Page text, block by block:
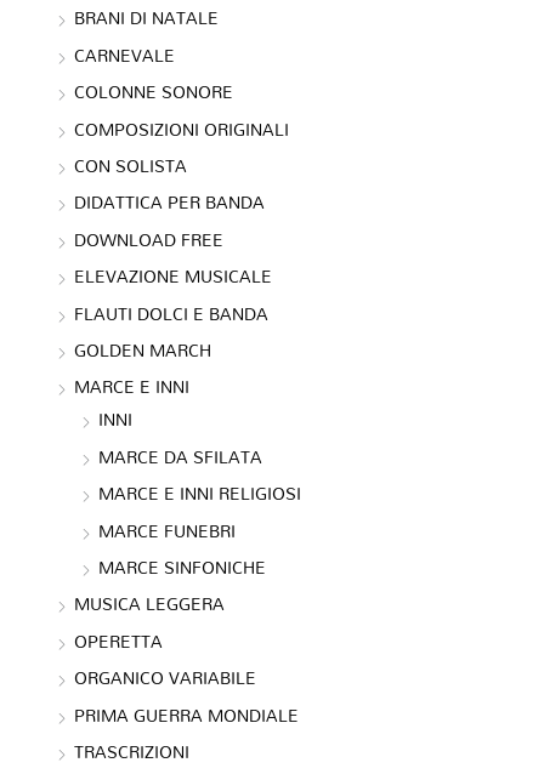
BRANI DI NATALE
CARNEVALE
COLONNE SONORE
COMPOSIZIONI ORIGINALI
CON SOLISTA
DIDATTICA PER BANDA
DOWNLOAD FREE
ELEVAZIONE MUSICALE
FLAUTI DOLCI E BANDA
GOLDEN MARCH
MARCE E INNI
INNI
MARCE DA SFILATA
MARCE E INNI RELIGIOSI
MARCE FUNEBRI
MARCE SINFONICHE
MUSICA LEGGERA
OPERETTA
ORGANICO VARIABILE
PRIMA GUERRA MONDIALE
TRASCRIZIONI